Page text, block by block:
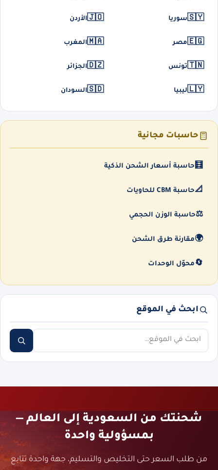
🇸🇾سوريا 🇯🇴الأردن
🇪🇬مصر 🇲🇦المغرب
🇹🇳تونس 🇩🇿الجزائر
🇱🇾ليبيا 🇸🇩السودان
حاسبات مجانية
🧮 حاسبة أسعار الشحن الذكية
📐حاسبة CBM للحاويات
⚖️حاسبة الوزن الحجمي
🌍مقارنة طرق الشحن
🔄 محوّل الوحدات
ابحث في الموقع
ابحث
شحنتك من السعودية إلى العالم —
بمسؤولية واحدة
من طلب السعر حتى التخليص والتسليم، جهة واحدة تتابع